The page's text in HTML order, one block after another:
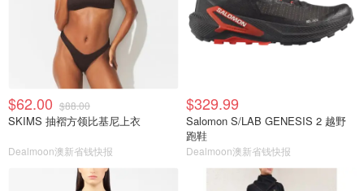
$62.00 $88.00
SKIMS 抽褶方领比基尼上衣
Dealmoon澳新省钱快报
$329.99
Salomon S/LAB GENESIS 2 越野
跑鞋
Dealmoon澳新省钱快报